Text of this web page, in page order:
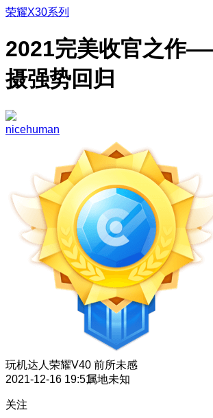
荣耀X30系列
2021完美收官之作
摄强势回归
nicehuman
玩机达人 荣耀V40 前所未感
2021-12-16 19:51属地未知
关注